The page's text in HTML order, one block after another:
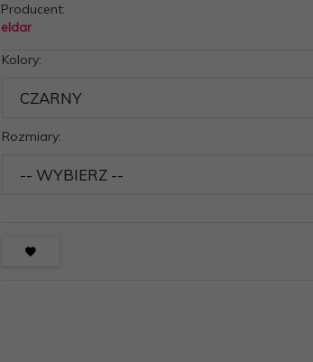
Producent:
eldar
Kolory:
Rozmiary: